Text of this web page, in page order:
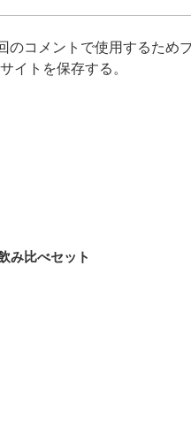
のコメントで使用するため
イトを保存する。
み比べセット